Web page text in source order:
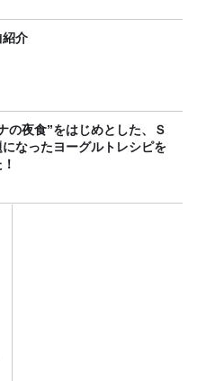
紹介
の夜食”をはじめとした、Ｓ
になったヨーグルトレシピを